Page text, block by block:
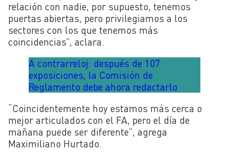
relación con nadie, por supuesto, tenemos
puertas abiertas, pero privilegiamos a los
sectores con los que tenemos más
coincidencias”, aclara.
A contrarreloj: después de 107
exposiciones, la Comisión de
Reglamento debe ahora redactarlo
“Coincidentemente hoy estamos más cerca o
mejor articulados con el FA, pero el día de
mañana puede ser diferente”, agrega
Maximiliano Hurtado.